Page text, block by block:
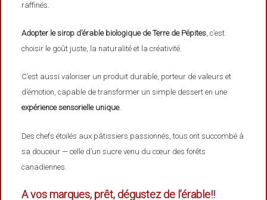
raffinés.
Adopter le sirop d’érable biologique de Terre de Pépites, c’est
choisir le goût juste, la naturalité et la créativité.
C’est aussi valoriser un produit durable, porteur de valeurs et
d’émotion, capable de transformer un simple dessert en une
expérience sensorielle unique.
Des chefs étoilés aux pâtissiers passionnés, tous ont succombé à
sa douceur — celle d’un sucre venu du cœur des forêts
canadiennes.
A vos marques, prêt, dégustez de l’érable!!